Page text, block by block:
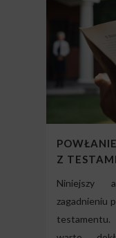
Z
Niniejszy
zagadnieniu